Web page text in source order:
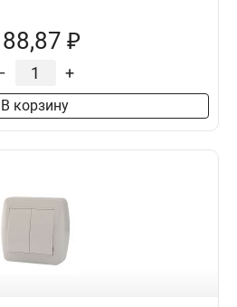
₽
+
В корзину